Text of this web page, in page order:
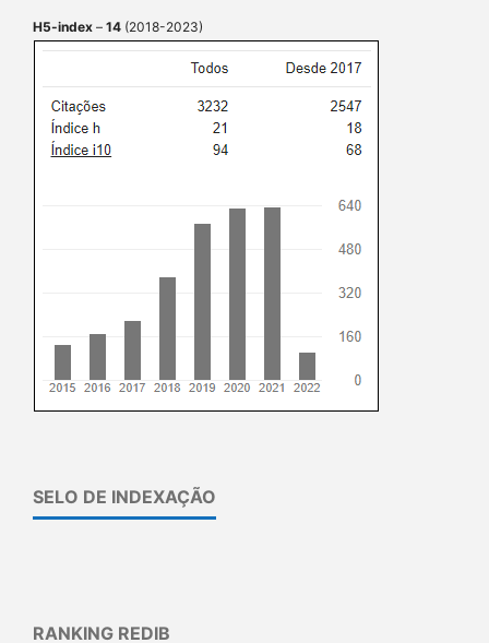
H5-index – 14 (2018-2023)
SELO DE INDEXAÇÃO
RANKING REDIB